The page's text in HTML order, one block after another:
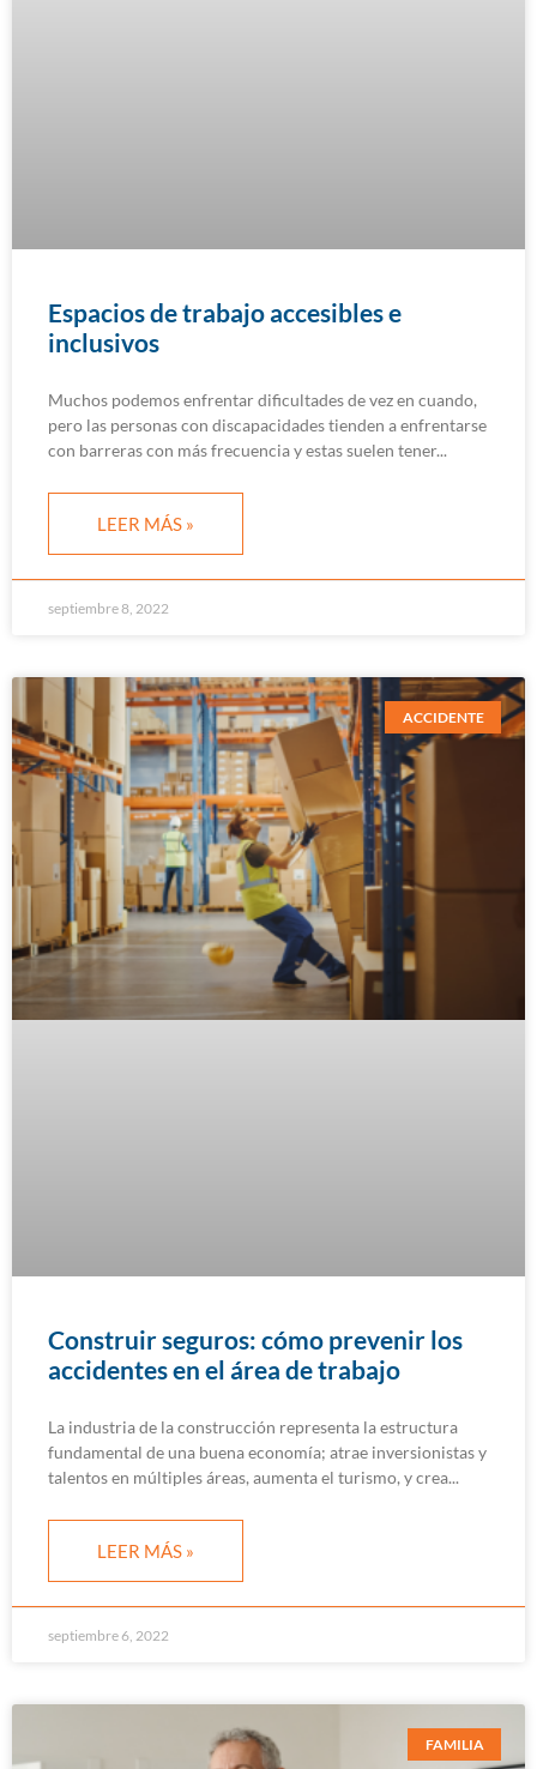
Espacios de trabajo accesibles e
inclusivos
Muchos podemos enfrentar dificultades de vez en cuando,
pero las personas con discapacidades tienden a enfrentarse
con barreras con más frecuencia y estas suelen tener
LEER MÁS »
septiembre 8, 2022
ACCIDENTE
Construir seguros: cómo prevenir los
accidentes en el área de trabajo
La industria de la construcción representa la estructura
fundamental de una buena economía; atrae inversionistas y
talentos en múltiples áreas, aumenta el turismo, y crea
LEER MÁS »
septiembre 6, 2022
FAMILIA